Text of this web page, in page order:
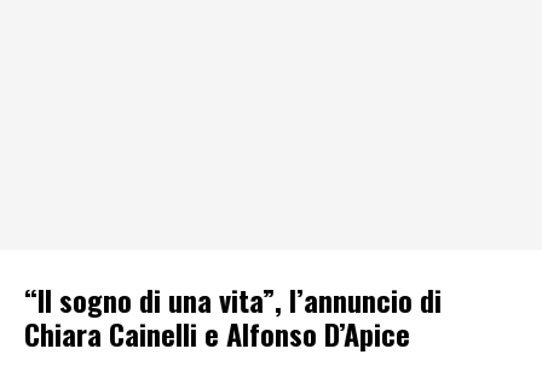
“Il sogno di una vita”, l’annuncio di
Chiara Cainelli e Alfonso D’Apice